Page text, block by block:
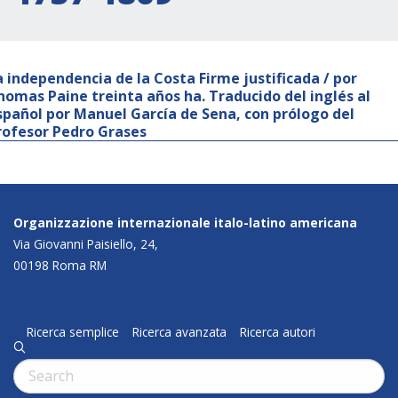
independencia de la Costa Firme justificada / por
Paine treinta años ha. Traducido del inglés al
por Manuel García de Sena, con prólogo del
Pedro Grases
Organizzazione internazionale italo-latino americana
Via Giovanni Paisiello, 24,
00198 Roma RM
Ricerca semplice Ricerca avanzata Ricerca autori
q
Cerca: